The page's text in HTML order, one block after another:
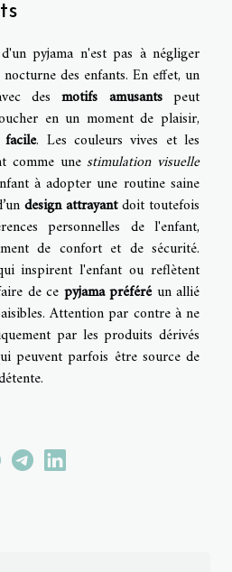
pyjama n'est pas à négliger
des enfants. En effet, un
desmotifs amusantspeut
en un moment de plaisir,
. Les couleurs vives et les
comme une stimulation visuelle
à adopter une routine saine
design attrayantdoit toutefois
personnelles de l'enfant,
de confort et de sécurité.
inspirent l'enfant ou reflètent
de ce pyjama préféréun allié
Attention par contre à ne
par les produits dérivés
peuvent parfois être source de